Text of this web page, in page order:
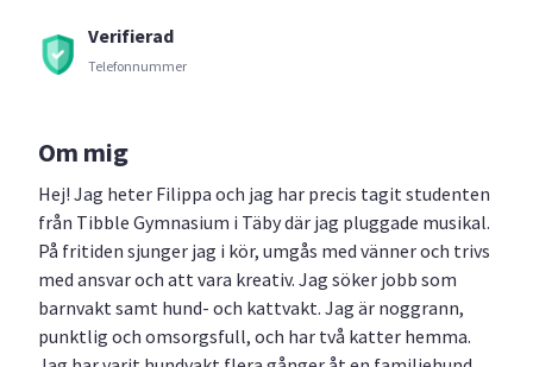
Verifierad
Telefonnummer
Om mig
Hej! Jag heter Filippa och jag har precis tagit studenten
från Tibble Gymnasium i Täby där jag pluggade musikal.
På fritiden sjunger jag i kör, umgås med vänner och trivs
med ansvar och att vara kreativ. Jag söker jobb som
barnvakt samt hund- och kattvakt. Jag är noggrann,
punktlig och omsorgsfull, och har två katter hemma.